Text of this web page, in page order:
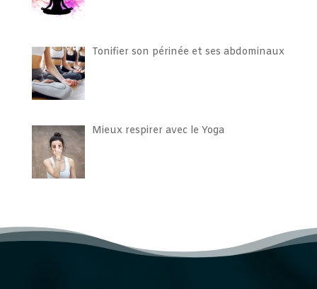
Tonifier son périnée et ses abdominaux
Mieux respirer avec le Yoga